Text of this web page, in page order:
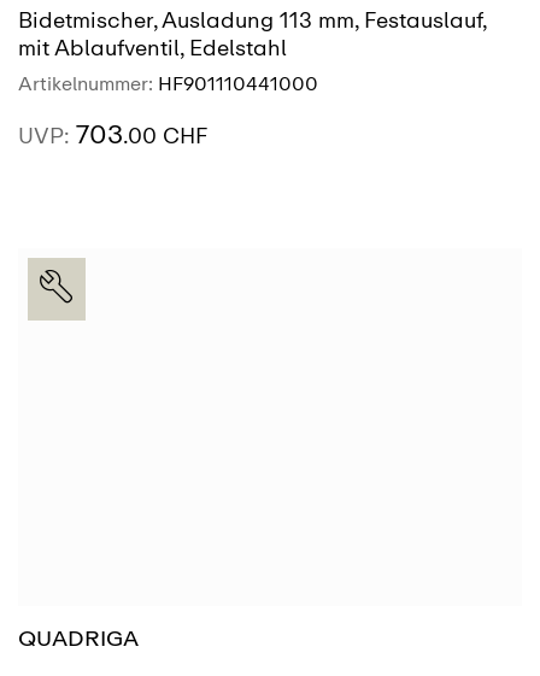
Bidetmischer, Ausladung 113 mm, Festauslauf,
mit Ablaufventil, Edelstahl
Artikelnummer: HF901110441000
UVP: 703.00 CHF
QUADRIGA